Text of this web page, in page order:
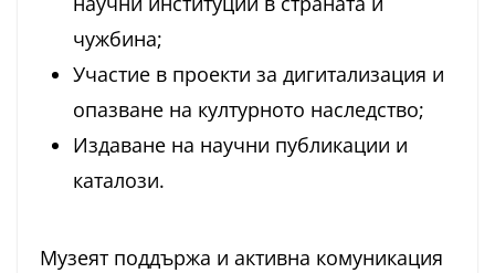
чужбина;
Участие в проекти за дигитализация и
опазване на културното наследство;
Издаване на научни публикации и
каталози.
Музеят поддържа и активна комуникация